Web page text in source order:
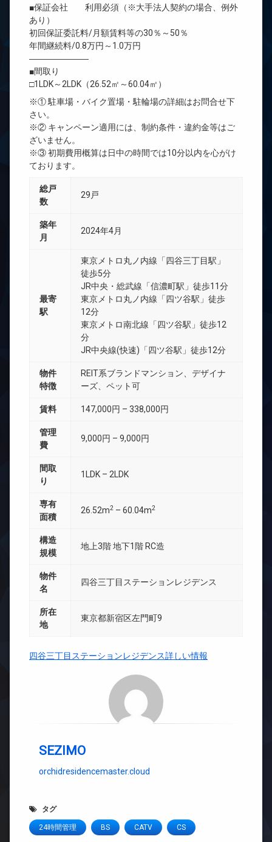
■保証会社 利用必須（※大手法人契約の場合、例外
あり）
初回保証委託料/月額賃料等の30％～50％
年間継続料/0.8万円～1.0万円
―――――――
■間取り
□1LDK～2LDK（26.52㎡～60.04㎡）
※① 駐車場・バイク置場・駐輪場の詳細はお問合せ下
さい。
※② キャンペーン適用には、制約条件・違約金等はご
ざいません。
※③ 初期費用概算は日中の時間では10分以内を心がけ
ております。
総戸
数
29戸
築年
月
2024年4月
最寄
駅
東京メトロ丸ノ内線「四谷三丁目駅」
徒歩5分
JR中央・総武線「信濃町駅」徒歩11分
東京メトロ丸ノ内線「四ツ谷駅」徒歩
12分
東京メトロ南北線「四ツ谷駅」徒歩12
分
JR中央線(快速)「四ツ谷駅」徒歩12分
物件
特徴
REIT系ブランドマンション、デザイナ
ーズ、ペット可
賃料 147,000円 – 338,000円
管理
費
9,000円 – 9,000円
間取
り
1LDK – 2LDK
専有
面積
26.52m2 – 60.04m2
構造
規模
地上3階 地下1階 RC造
物件
名
四谷三丁目ステーションレジデンス
所在
地
東京都新宿区左門町9
四谷三丁目ステーションレジデンス詳しい情報
SEZIMO
orchidresidencemaster.cloud
タグ
24時間管理 BS CATV CS